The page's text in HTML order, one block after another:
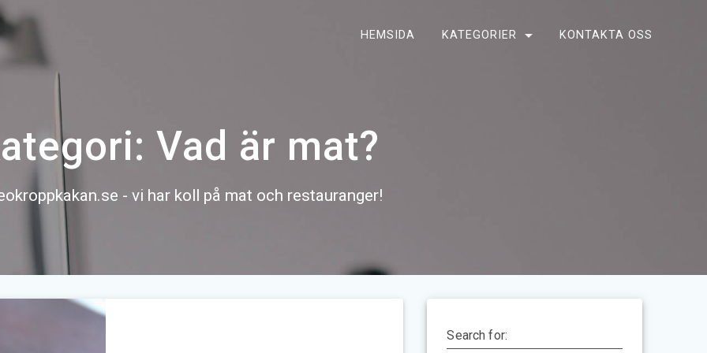
HEMSIDA KATEGORIER KONTAKTA OSS
Vad är mat?
- vi har koll på mat och restauranger!
Search for: